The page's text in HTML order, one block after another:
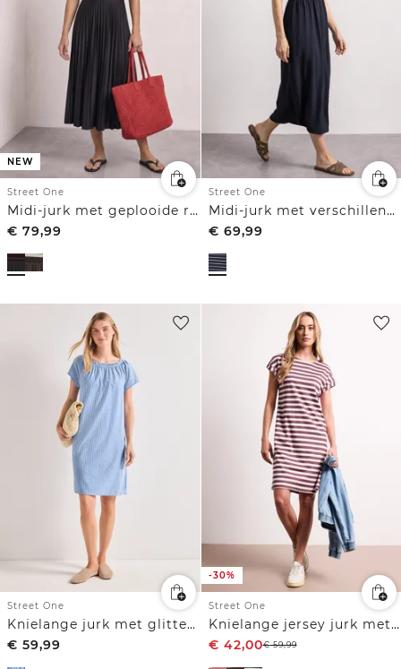
NEW
Street One
Midi-jurk met geplooide rok en strepen
€ 79,99
Street One
Midi-jurk met verschillende texturen en knoopdetails
€ 69,99
Street One
Knielange jurk met glitterdetails
€ 59,99
-30%
Street One
Knielange jersey jurk met strepen
€ 42,00€59,99